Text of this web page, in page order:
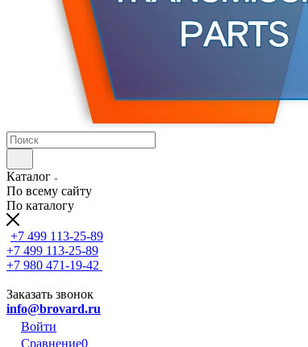
Каталог
По всему сайту
По каталогу
+7 499 113-25-89
+7 499 113-25-89
+7 980 471-19-42
Заказать звонок
info@brovard.ru
Войти
Сравнение0